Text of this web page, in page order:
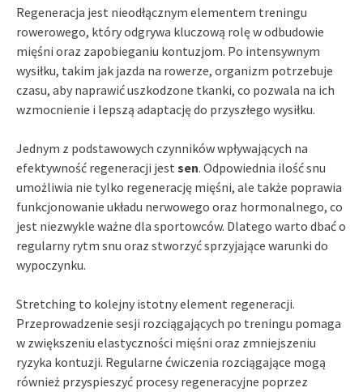
Regeneracja jest nieodłącznym elementem treningu
rowerowego, który odgrywa kluczową rolę w odbudowie
mięśni oraz zapobieganiu kontuzjom. Po intensywnym
wysiłku, takim jak jazda na rowerze, organizm potrzebuje
czasu, aby naprawić uszkodzone tkanki, co pozwala na ich
wzmocnienie i lepszą adaptację do przyszłego wysiłku.
Jednym z podstawowych czynników wpływających na
efektywność regeneracji jest sen. Odpowiednia ilość snu
umożliwia nie tylko regenerację mięśni, ale także poprawia
funkcjonowanie układu nerwowego oraz hormonalnego, co
jest niezwykle ważne dla sportowców. Dlatego warto dbać o
regularny rytm snu oraz stworzyć sprzyjające warunki do
wypoczynku.
Stretching to kolejny istotny element regeneracji.
Przeprowadzenie sesji rozciągających po treningu pomaga
w zwiększeniu elastyczności mięśni oraz zmniejszeniu
ryzyka kontuzji. Regularne ćwiczenia rozciągające mogą
również przyspieszyć procesy regeneracyjne poprzez